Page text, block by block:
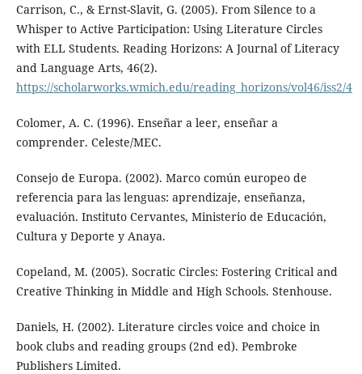
Carrison, C., & Ernst-Slavit, G. (2005). From Silence to a
Whisper to Active Participation: Using Literature Circles
with ELL Students. Reading Horizons: A Journal of Literacy
and Language Arts, 46(2).
https://scholarworks.wmich.edu/reading_horizons/vol46/iss2/4
Colomer, A. C. (1996). Enseñar a leer, enseñar a
comprender. Celeste/MEC.
Consejo de Europa. (2002). Marco común europeo de
referencia para las lenguas: aprendizaje, enseñanza,
evaluación. Instituto Cervantes, Ministerio de Educación,
Cultura y Deporte y Anaya.
Copeland, M. (2005). Socratic Circles: Fostering Critical and
Creative Thinking in Middle and High Schools. Stenhouse.
Daniels, H. (2002). Literature circles voice and choice in
book clubs and reading groups (2nd ed). Pembroke
Publishers Limited.